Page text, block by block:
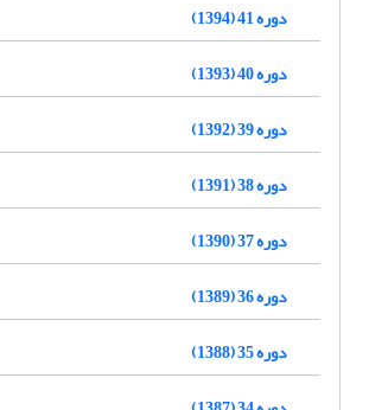
دوره 41 (1394)
دوره 40 (1393)
دوره 39 (1392)
دوره 38 (1391)
دوره 37 (1390)
دوره 36 (1389)
دوره 35 (1388)